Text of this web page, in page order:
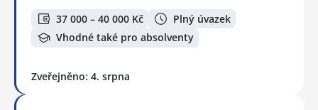
37 000 – 40 000 Kč
Plný úvazek
Vhodné také pro absolventy
Zveřejněno: 4. srpna